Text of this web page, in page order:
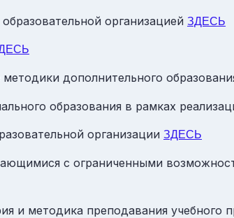
организацией ЗДЕСЬ
дополнительного
образования в рамках
организации ЗДЕСЬ
с ограниченными
и методика преподавания